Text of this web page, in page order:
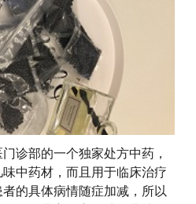
诊部的一个独家处方中药，
中药材，而且用于临床治疗
的具体病情随症加减，所以